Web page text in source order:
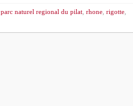
parc naturel regional du pilat rhone rigotte